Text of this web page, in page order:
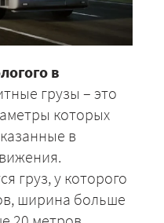
в
грузы – это
которых
в
груз, у которого
ширина больше